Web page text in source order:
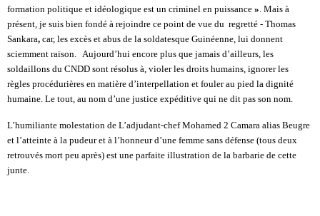
formation politique et idéologique est un criminel en puissance » Mais à
présent, je suis bien fondé à rejoindre ce point de vue du regretté - Thomas
Sankara, car, les excès et abus de la soldatesque Guinéenne, lui donnent
sciemment raison.
Aujourd’hui encore plus que jamais d’ailleurs, les
soldaillons du CNDD sont résolus à, violer les droits humains, ignorer les
règles procédurières en matière d’interpellation et fouler au pied la dignité
humaine. Le tout, au nom d’une justice expéditive qui ne dit pas son nom.
L’humiliante molestation de L’adjudant-chef Mohamed 2 Camara alias Beugre
et l’atteinte à la pudeur et à l’honneur d’une femme sans défense (tous deux
retrouvés mort peu après) est une parfaite illustration de la barbarie de cette
junte.